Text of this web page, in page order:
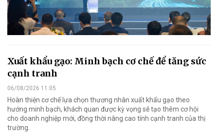
Xuất khẩu gạo: Minh bạch cơ chế để tăng sức
cạnh tranh
06/08/2026 11:05
Hoàn thiện cơ chế lựa chọn thương nhân xuất khẩu gạo theo
hướng minh bạch, khách quan được kỳ vọng sẽ tạo thêm cơ hội
cho doanh nghiệp mới, đồng thời nâng cao tính cạnh tranh của thị
trường.